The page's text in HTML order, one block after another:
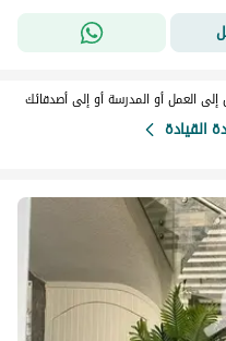
العمل أو المدرسة أو إلى أصدقائك
القيادة